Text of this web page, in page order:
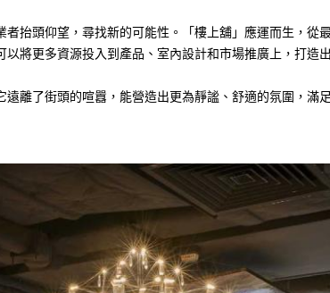
抬頭仰望，尋找新的可能性。「樓上舖」應運而生，
將更多資源投入到產品、室內設計和市場推廣上，打造
離了街頭的喧囂，能營造出更為靜謐、舒適的氛圍，